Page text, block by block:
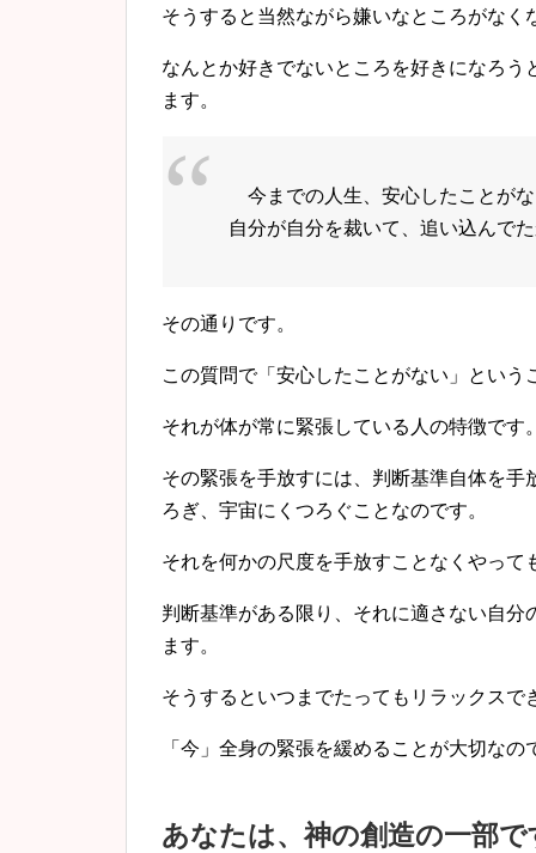
そうすると当然ながら嫌いなところがなく
なんとか好きでないところを好きになろう
ます。
今までの人生、安心したことが
自分が自分を裁いて、追い込んで
その通りです。
この質問で「安心したことがない」とい
それが体が常に緊張している人の特徴です
その緊張を手放すには、判断基準自体を
ろぎ、宇宙にくつろぐことなのです。
それを何かの尺度を手放すことなくやっ
判断基準がある限り、それに適さない自
ます。
そうするといつまでたってもリラックスで
「今」全身の緊張を緩めることが大切なの
あなたは、神の創造の一部で